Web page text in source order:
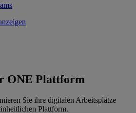
ONE Plattform
Sie ihre digitalen Arbeitsplätze
Plattform.